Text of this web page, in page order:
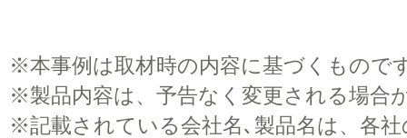
※本事例は取材時の内容に基づくもので
※製品内容は、予告なく変更される場合
※記載されている会社名､製品名は、各